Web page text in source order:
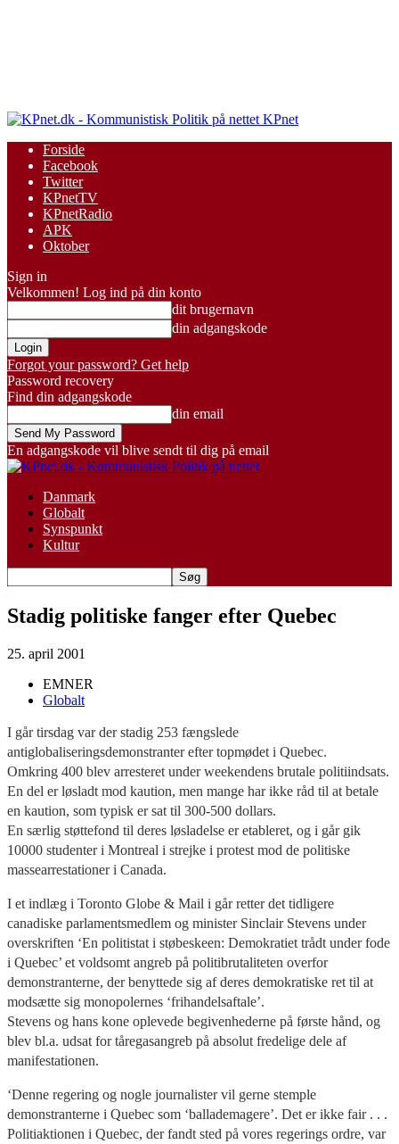
KPnet
Forside
Facebook
Twitter
KPnetTV
KPnetRadio
APK
Oktober
Sign in
Velkommen! Log ind på din konto
dit brugernavn
din adgangskode
Forgot your password? Get help
Password recovery
Find din adgangskode
din email
En adgangskode vil blive sendt til dig på email
Danmark
Globalt
Synspunkt
Kultur
Stadig politiske fanger efter Quebec
25. april 2001
EMNER
Globalt
I går tirsdag var der stadig 253 fængslede
antiglobaliseringsdemonstranter efter topmødet i Quebec.
Omkring 400 blev arresteret under weekendens brutale politiindsats.
En del er løsladt mod kaution, men mange har ikke råd til at betale
en kaution, som typisk er sat til 300-500 dollars.
En særlig støttefond til deres løsladelse er etableret, og i går gik
10000 studenter i Montreal i strejke i protest mod de politiske
massearrestationer i Canada.
I et indlæg i Toronto Globe & Mail i går retter det tidligere
canadiske parlamentsmedlem og minister Sinclair Stevens under
overskriften ‘En politistat i støbeskeen: Demokratiet trådt under fode
i Quebec’ et voldsomt angreb på politibrutaliteten overfor
demonstranterne, der benyttede sig af deres demokratiske ret til at
modsætte sig monopolernes ‘frihandelsaftale’.
Stevens og hans kone oplevede begivenhederne på første hånd, og
blev bl.a. udsat for tåregasangreb på absolut fredelige dele af
manifestationen.
‘Denne regering og nogle journalister vil gerne stemple
demonstranterne i Quebec som ‘ballademagere’. Det er ikke fair . . .
Politiaktionen i Quebec, der fandt sted på vores regerings ordre, var